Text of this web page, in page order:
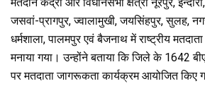
मतदान केंद्रों और विधानसभा क्षेत्रों नूरपुर,
जसवां-प्रागपुर, ज्वालामुखी, जयसिंहपुर, सुलह,
धर्मशाला, पालमपुर एवं बैजनाथ में राष्ट्रीय
मनाया गया। उन्होंने बताया कि जिले के 1642
पर मतदाता जागरूकता कार्यक्रम आयोजित किए